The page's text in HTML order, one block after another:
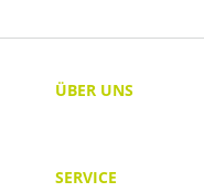
ÜBER UNS
SERVICE